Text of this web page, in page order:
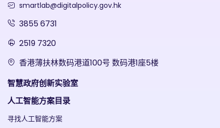
smartlab@digitalpolicy.gov.hk
3855 6731
2519 7320
香港薄扶林数码港道100号 数码港1座5楼
智慧政府创新实验室
人工智能方案目录
寻找人工智能方案